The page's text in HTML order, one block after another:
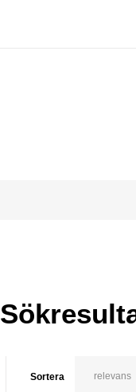
Sortera